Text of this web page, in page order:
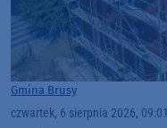
Gmina Brusy
czwartek, 6 sierpnia 2026, 09:01